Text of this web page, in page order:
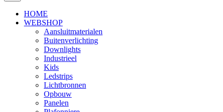
HOME
WEBSHOP
Aansluitmaterialen
Buitenverlichting
Downlights
Industrieel
Kids
Ledstrips
Lichtbronnen
Opbouw
Panelen